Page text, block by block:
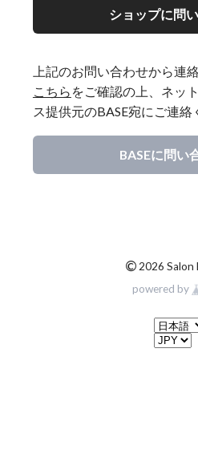
ショップに問
上記のお問い合わせから連
こちら をご確認の上、ネッ
ス提供元のBASE宛にご連絡
BASEに問い
© 2026 Salon
powered by